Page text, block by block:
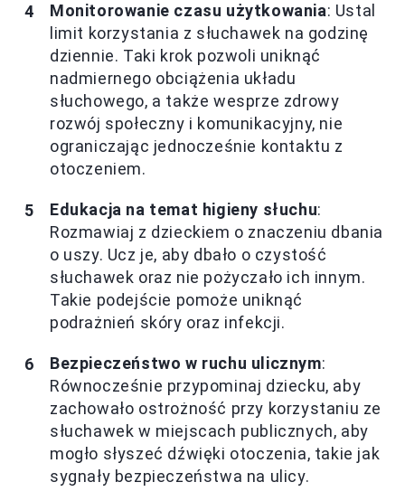
Monitorowanie czasu użytkowania: Ustal
limit korzystania z słuchawek na godzinę
dziennie. Taki krok pozwoli uniknąć
nadmiernego obciążenia układu
słuchowego, a także wesprze zdrowy
rozwój społeczny i komunikacyjny, nie
ograniczając jednocześnie kontaktu z
otoczeniem.
Edukacja na temat higieny słuchu:
Rozmawiaj z dzieckiem o znaczeniu dbania
o uszy. Ucz je, aby dbało o czystość
słuchawek oraz nie pożyczało ich innym.
Takie podejście pomoże uniknąć
podrażnień skóry oraz infekcji.
Bezpieczeństwo w ruchu ulicznym:
Równocześnie przypominaj dziecku, aby
zachowało ostrożność przy korzystaniu ze
słuchawek w miejscach publicznych, aby
mogło słyszeć dźwięki otoczenia, takie jak
sygnały bezpieczeństwa na ulicy.